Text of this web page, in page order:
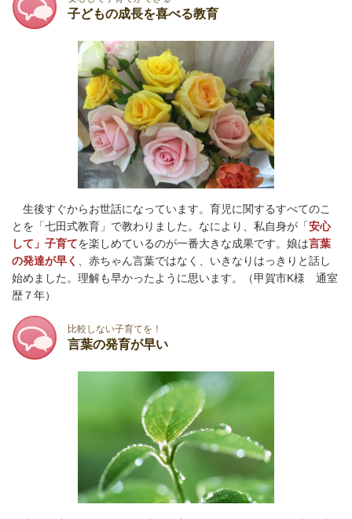
子どもの成長を喜べる教育
生後すぐからお世話になっています。育児に関するすべてのこ
とを「七田式教育」で教わりました。なにより、私自身が「安心
して」子育てを楽しめているのが一番大きな成果です。娘は言葉
の発達が早く 、赤ちゃん言葉ではなく、いきなりはっきりと話し
始めました。理解も早かったように思います。（甲賀市K様 通室
歴７年）
比較しない子育てを！
言葉の発育が早い